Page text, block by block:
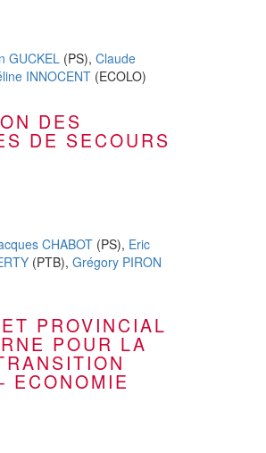
GUCKEL (PS), Claude
INNOCENT (ECOLO)
DES
DE SECOURS
CHABOT (PS), Eric
(PTB), Grégory PIRON
PROVINCIAL
POUR LA
ECONOMIE